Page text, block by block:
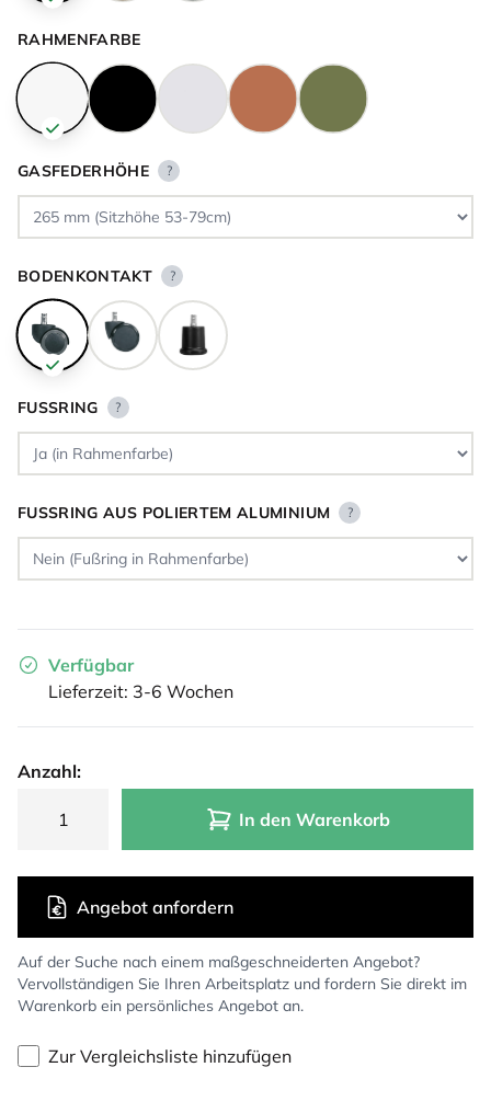
RAHMENFARBE
GASFEDERHÖHE ?
BODENKONTAKT ?
FUSSRING ?
FUSSRING AUS POLIERTEM ALUMINIUM ?
Verfügbar
Lieferzeit: 3-6 Wochen
Anzahl:
In den Warenkorb
Auf der Suche nach einem maßgeschneiderten Angebot?
Vervollständigen Sie Ihren Arbeitsplatz und fordern Sie direkt im
Warenkorb ein persönliches Angebot an.
Angebot anfordern
Zur Vergleichsliste hinzufügen